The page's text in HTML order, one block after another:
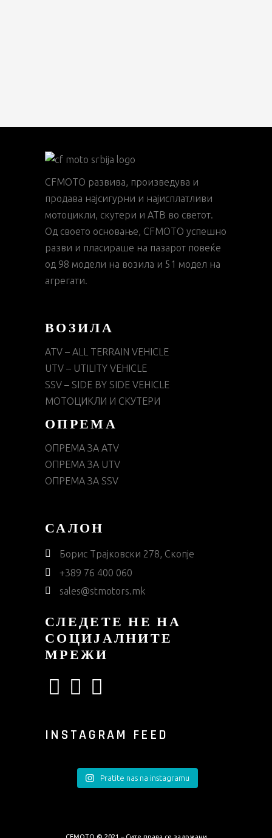
CFMOTO развива, произведува и
продава најсигурни и најисплатливи
мотоцикли, скутери и АТВ во светот.
Од своето основање, CFMOTO успешно
разви и пласираше на пазарот повеќе
од 98 модели на возила и 51 модел на
агрегати.
ВОЗИЛА
ATV – ALL TERRAIN VEHICLE
UTV – UTILITY VEHICLE
SSV – SIDE BY SIDE VEHICLE
МОТОЦИКЛИ И СКУТЕРИ
ОПРЕМА
ОПРЕМА ЗА ATV
ОПРЕМА ЗА UTV
ОПРЕМА ЗА SSV
САЛОН
Борис Трајковски 278, Скопје
+389 76 400 060
sales@stmotors.mk
СЛЕДЕТЕ НЕ НА
СОЦИЈАЛНИТЕ
МРЕЖИ
INSTAGRAM FEED
Pratite nas na instagramu